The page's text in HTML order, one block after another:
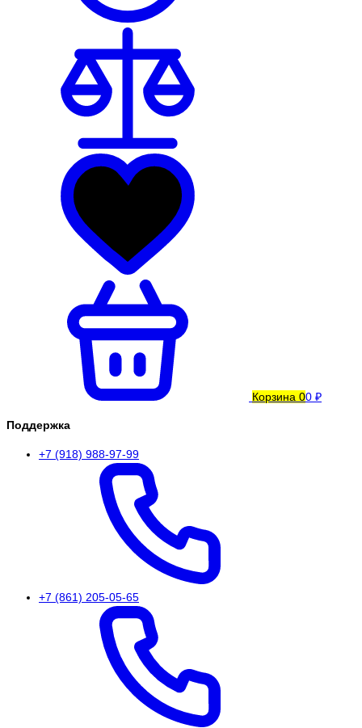
Корзина 00 ₽
Поддержка
+7 (918) 988-97-99
+7 (861) 205-05-65